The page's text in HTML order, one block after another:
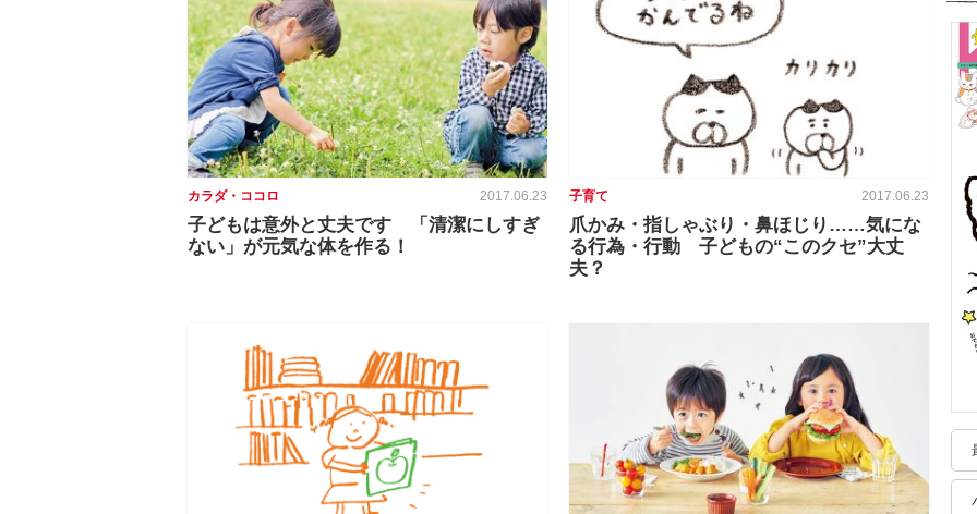
カラダ・ココロ 2017.06.23
子どもは意外と丈夫です 「清潔にしすぎ
ない」が元気な体を作る！
子育て 2017.06.23
爪かみ・指しゃぶり・鼻ほじり……気にな
る行為・行動 子どもの“このクセ”大丈
夫？